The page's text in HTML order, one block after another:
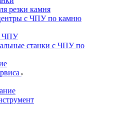
резки камня
с ЧПУ по камню
ЧПУ
станки с ЧПУ по